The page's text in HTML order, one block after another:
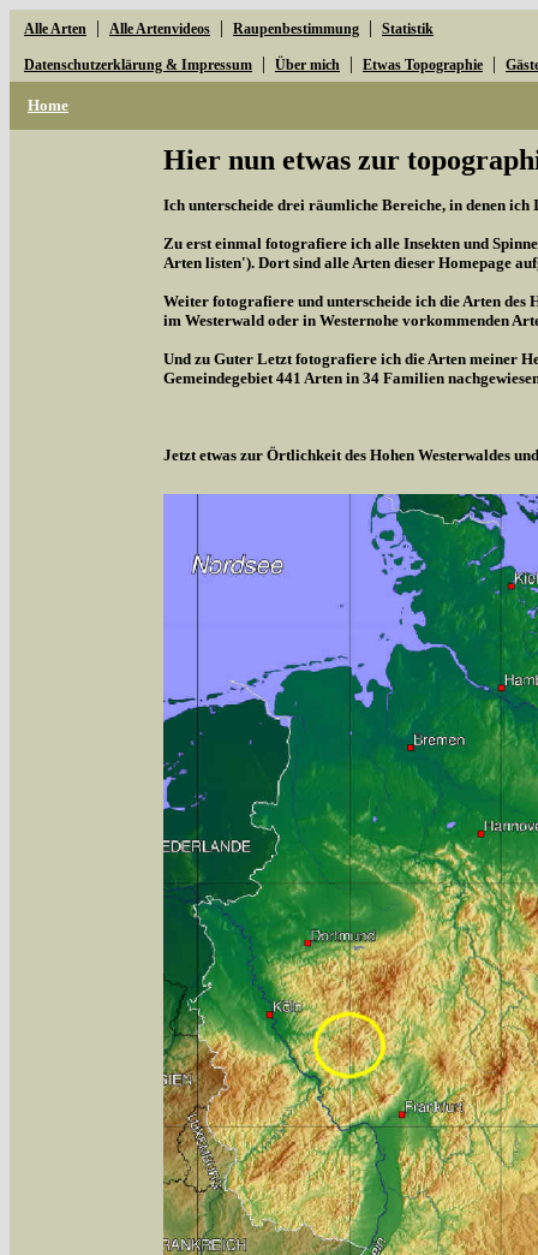
Alle Arten | Alle Artenvideos | Raupenbestimmung | Statistik
Datenschutzerklärung & Impressum | Über mich | Etwas Topographie |
Home
Hier nun etwas zur
Ich unterscheide drei räumliche Bereiche, in denen ich
Zu erst einmal fotografiere ich alle Insekten und
Arten listen'). Dort sind alle Arten dieser Homepage
Weiter fotografiere und unterscheide ich die Arten des
im Westerwald oder in Westernohe vorkommenden
Und zu Guter Letzt fotografiere ich die Arten meiner
Gemeindegebiet 441 Arten in 34 Familien
Jetzt etwas zur Örtlichkeit des Hohen Westerwaldes